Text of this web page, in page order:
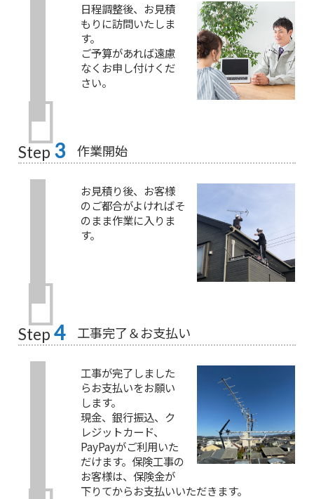
日程調整後、お見積
もりに訪問いたしま
す。
ご予算があれば遠慮
なくお申し付けくだ
さい。
Step 3 作業開始
お見積り後、お客様
のご都合がよければそ
のまま作業に入りま
す。
Step 4 工事完了＆お支払い
工事が完了しました
らお支払いをお願い
します。
現金、銀行振込、ク
レジットカード、
PayPayがご利用いた
だけます。保険工事の
お客様は、保険金が
下りてからお支払いいただきます。